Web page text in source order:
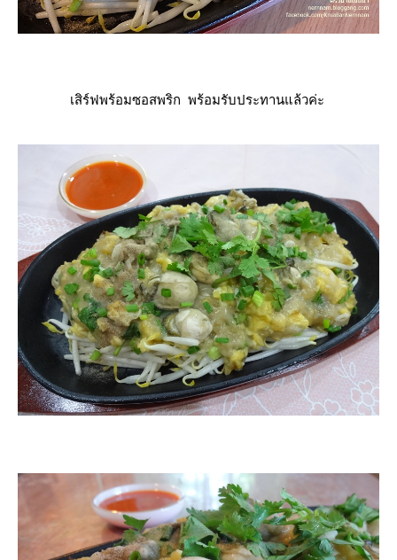
เสิร์ฟพร้อมซอสพริก พร้อมรับประทานแล้วค่ะ